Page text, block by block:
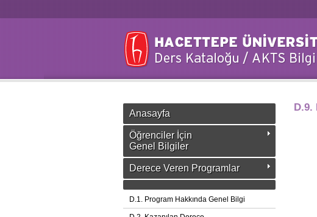
Anasayfa
Öğrenciler İçin
Genel Bilgiler
Derece Veren Programlar
D.1. Program Hakkında Genel Bilgi
D.9.